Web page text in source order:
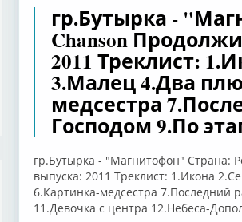
гр.Бутырка -
Chanson
2011 Треклист:
3.Малец 4.Два
медсестра
Господом 9.По
гр.Бутырка - "Магнитофон" Страна:
выпуска: 2011 Треклист: 1.Икона
6.Картинка-медсестра 7.Последний
11.Девочка с центра 12.Небеса-